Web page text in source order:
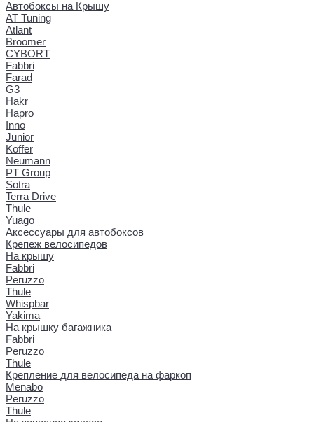
Автобоксы на Крышу
AT Tuning
Atlant
Broomer
CYBORT
Fabbri
Farad
G3
Hakr
Hapro
Inno
Junior
Koffer
Neumann
PT Group
Sotra
Terra Drive
Thule
Yuago
Аксессуары для автобоксов
Крепеж велосипедов
На крышу
Fabbri
Peruzzo
Thule
Whispbar
Yakima
На крышку багажника
Fabbri
Peruzzo
Thule
Крепление для велосипеда на фаркоп
Menabo
Peruzzo
Thule